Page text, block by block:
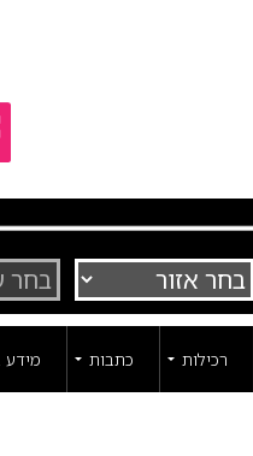
רכילות כתבות